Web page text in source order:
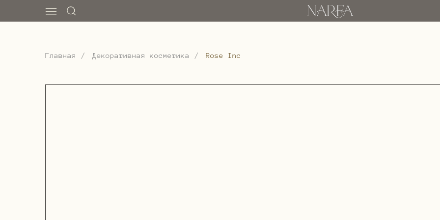
Главная / Декоративная косметика / Rose Inc